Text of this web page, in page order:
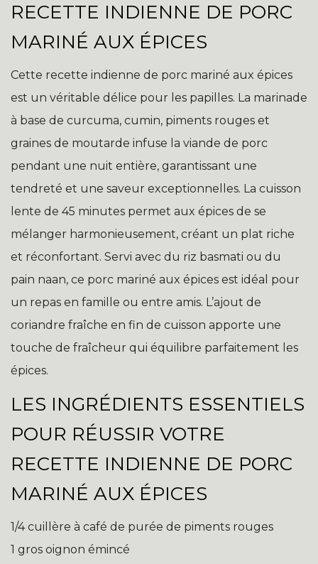
RECETTE INDIENNE DE PORC
MARINÉ AUX ÉPICES
Cette recette indienne de porc mariné aux épices
est un véritable délice pour les papilles. La marinade
à base de curcuma, cumin, piments rouges et
graines de moutarde infuse la viande de porc
pendant une nuit entière, garantissant une
tendreté et une saveur exceptionnelles. La cuisson
lente de 45 minutes permet aux épices de se
mélanger harmonieusement, créant un plat riche
et réconfortant. Servi avec du riz basmati ou du
pain naan, ce porc mariné aux épices est idéal pour
un repas en famille ou entre amis. L’ajout de
coriandre fraîche en fin de cuisson apporte une
touche de fraîcheur qui équilibre parfaitement les
épices.
LES INGRÉDIENTS ESSENTIELS
POUR RÉUSSIR VOTRE
RECETTE INDIENNE DE PORC
MARINÉ AUX ÉPICES
1/4 cuillère à café de purée de piments rouges
1 gros oignon émincé